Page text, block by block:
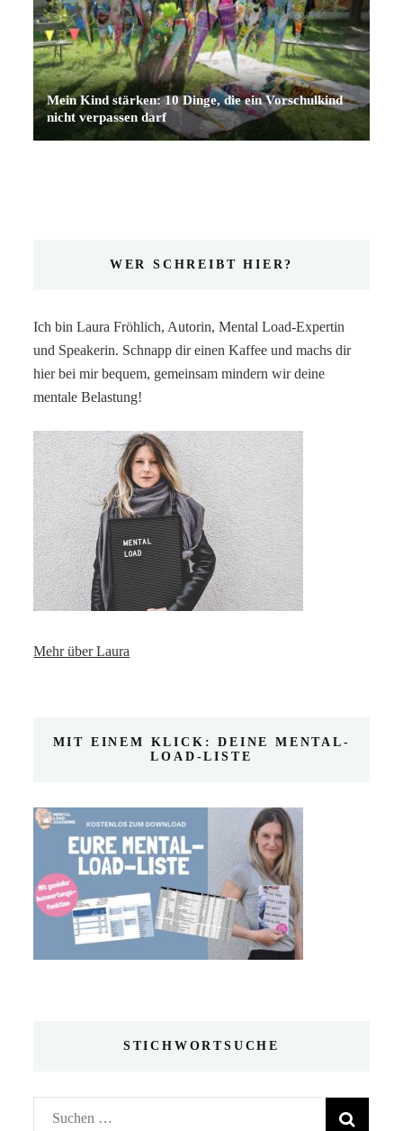
Mein Kind stärken: 10 Dinge, die ein Vorschulkind
nicht verpassen darf
WER SCHREIBT HIER?
Ich bin Laura Fröhlich, Autorin, Mental Load-Expertin
und Speakerin. Schnapp dir einen Kaffee und machs dir
hier bei mir bequem, gemeinsam mindern wir deine
mentale Belastung!
Mehr über Laura
MIT EINEM KLICK: DEINE MENTAL-
LOAD-LISTE
STICHWORTSUCHE
Suchen